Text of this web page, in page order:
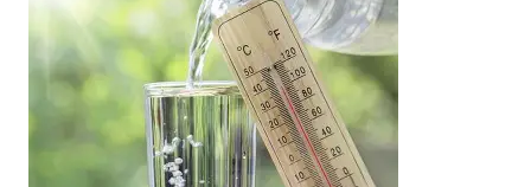
Herzsportgruppe